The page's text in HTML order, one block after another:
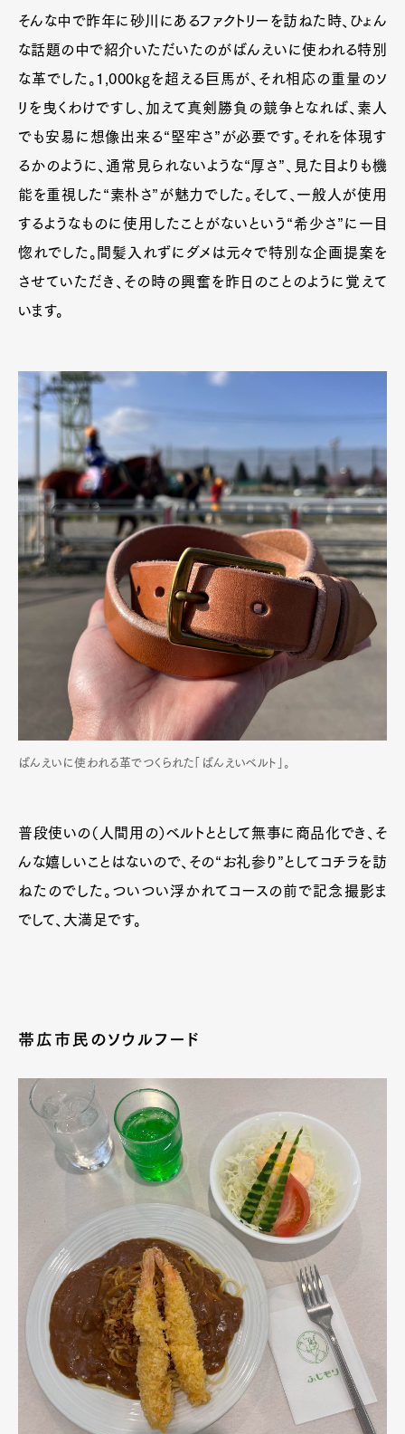
そんな中で昨年に砂川にあるファクトリーを訪ねた時、ひょん
な話題の中で紹介いただいたのがばんえいに使われる特別
な革でした。1,000kgを超える巨馬が、それ相応の重量のソ
リを曳くわけですし、加えて真剣勝負の競争となれば、素人
でも安易に想像出来る“堅牢さ”が必要です。それを体現す
るかのように、通常見られないような“厚さ”、見た目よりも機
能を重視した“素朴さ”が魅力でした。そして、一般人が使用
するようなものに使用したことがないという“希少さ”に一目
惚れでした。間髪入れずにダメは元々で特別な企画提案を
させていただき、その時の興奮を昨日のことのように覚えて
います。
ばんえいに使われる革でつくられた「ばんえいベルト」。
普段使いの（人間用の）ベルトととして無事に商品化でき、そ
んな嬉しいことはないので、その“お礼参り”としてコチラを訪
ねたのでした。ついつい浮かれてコースの前で記念撮影ま
でして、大満足です。
帯広市民のソウルフード